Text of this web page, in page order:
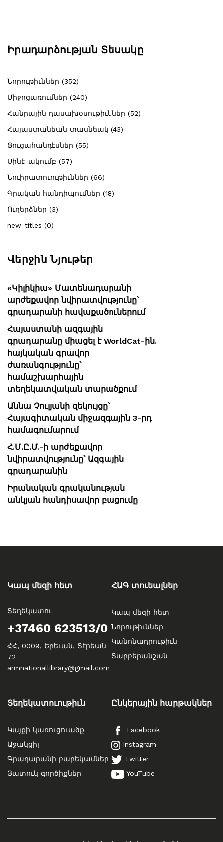
Իրադարձության Տեսակը
Նորութիւններ (352)
Միջոցառումներ (240)
Հանրային դասախօսութիւններ (52)
Հայաստանեան տասնեակ (43)
Ցուցահանդէսներ (55)
Սինէ-ակումբ (57)
Նուիրատուութիւններ (66)
Գրական հանդիպումներ (18)
Ուղերձներ (3)
new-titles (0)
Վերջին Նյութեր
«Կիլիկիա» Մատենադարանի
արժեքավոր նվիրատվությունը՝
գրադարանի հավաքածուներում
Հայաստանի ազգային
գրադարանը միացել է WorldCat-ին.
հայկական գրավոր
ժառանգությունը՝
համաշխարհային
տեղեկատվական տարածքում
Աննա Չուլյանի զեկույցը՝
Հայագիտական միջազգային 3-րդ
համագումարում
Հ.Մ.Ը.Մ.-ի արժեքավոր
նվիրատվությունը՝ Ազգային
գրադարանին
Իրանական գրականության
անկյան հանդիսավոր բացումը
Կապ մեզի հետ
Տեղեկատու
+37460 623513/0
ՀՀ, 0009, Երեւան, Տէրեան
72
armnationallibrary@gmail.com
ՀԱԳ տուեալներ
Կապ մեզի հետ
Նորութիւններ
Կանոնադրութիւն
Տարբերանշան
Տեղեկատուութիւն
Կայքի կառուցուածք
Աջակցիլ
Գրադարանի բարեկամներ
Յատուկ գործիքներ
Ընկերային հարթակներ
Facebook
Instagram
Twitter
YouTube